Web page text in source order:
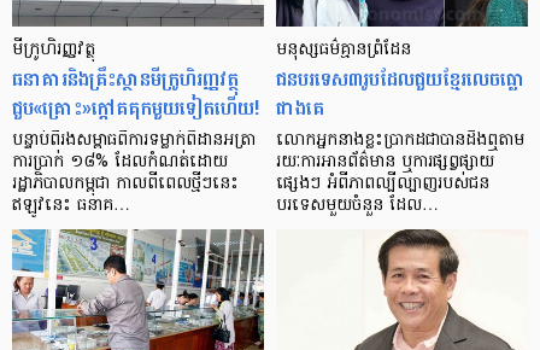
មីក្រូ​ហិរញ្ញវត្ថុ
ធនាគារ​និង​គ្រឹះស្ថាន​មីក្រូ​ហិរញ្ញវត្ថុ​
ជួប«គ្រោះ»ក្តៅ​គគុក​មួយ​ទៀត​ហើយ!
បន្ទាប់​ពី​រង​សម្ពាធ​​ពី​ការ​ទម្លាក់​ពិដាន​អត្រា​
ការ​ប្រាក់ ១៨​% ដែល​កំណត់​ដោយ​
រដ្ឋាភិបាល​កម្ពុជា កាល​ពី​ពេល​ថ្មីៗ​នេះ
ឥឡូវ​នេះ ធនាគ…
មនុស្ស​ធម៌​គ្មាន​ព្រំដែន
ជន​បរទេស​៣​រូប​ដែល​ជួយ​ខ្មែរ​លេច​ធ្លោ​
ជាង​គេ
លោកអ្នក​នាង​ខ្លះ​ប្រាកដ​ជា​បាន​​ដឹង​ឮ​តាម​
រយៈ​ការ​អាន​ព័ត៌មាន ឬ​ការ​ផ្សព្វផ្សាយ​
ផ្សេងៗ អំពី​ភាព​ល្បីល្បាញ​របស់​ជន​
បរទេស​មួយ​ចំនួន ដែល…